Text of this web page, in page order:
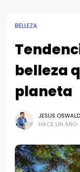
BELLEZA
belleza
planeta
JESUS
HACE UN AÑO